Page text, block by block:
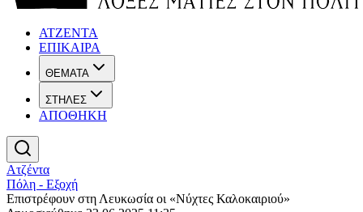
ΑΤΖΕΝΤΑ
ΕΠΙΚΑΙΡΑ
ΘΕΜΑΤΑ
ΣΤΗΛΕΣ
ΑΠΟΘΗΚΗ
Ατζέντα
Πόλη - Εξοχή
Επιστρέφουν στη Λευκωσία οι «Νύχτες Καλοκαιριού»